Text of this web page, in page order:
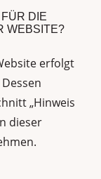
DIE
WEBSITE?
erfolgt
„Hinweis
dieser